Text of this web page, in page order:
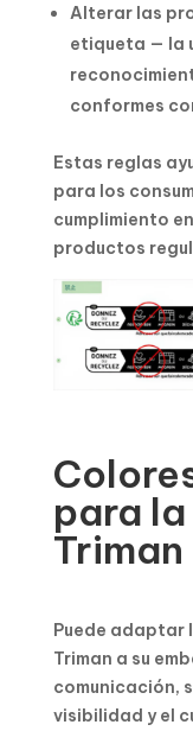
Alterar las
etiqueta — la
conformes
Estas reglas
para los
cumplimiento
productos
para
Triman
Puede adaptar
Triman a su
comunicación,
visibilidad y el